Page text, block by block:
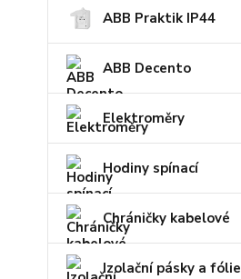
ABB Praktik IP44
ABB Decento
Elektroměry
Hodiny spínací
Chráničky kabelové
Izolační pásky a fólie